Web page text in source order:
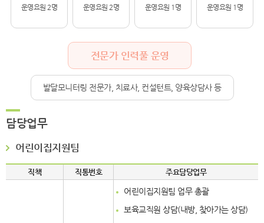
운영요원 2명
운영요원 2명
운영요원 1명
운영요원 1명
전문가 인력풀 운영
발달모니터링 전문가, 치료사, 컨설턴트, 양육상담사 등
담당업무
어린이집지원팀
직책 직통번호 주요담당업무
어린이집지원팀 업무 총괄
보육교직원 상담(내방, 찾아가는 상담)